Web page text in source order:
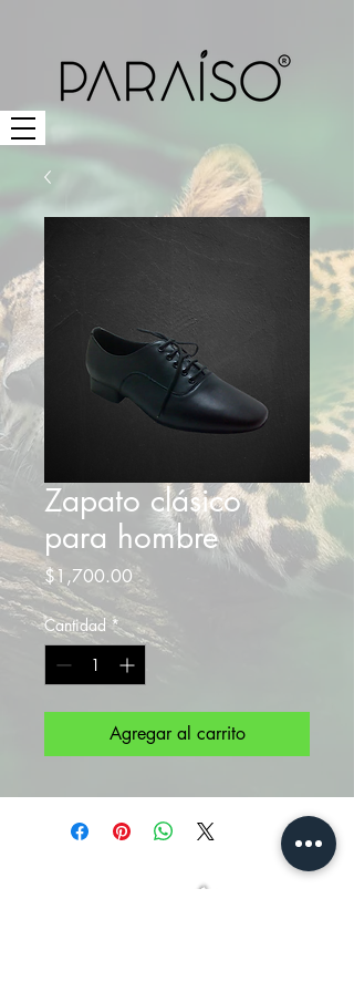
Zapato clásico
para hombre
$1,700.00 Precio
Cantidad *
Agregar al carrito